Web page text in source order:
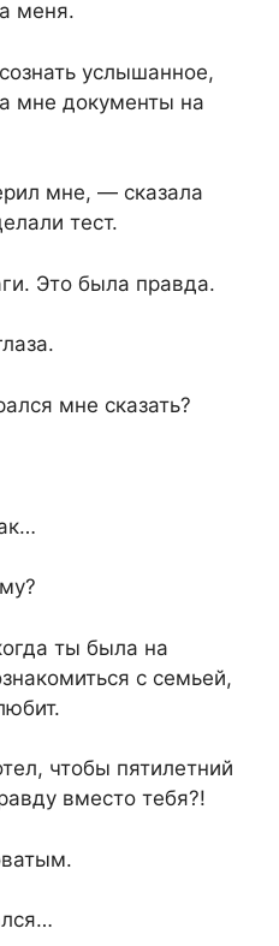
меня.
услышанное,
мне документы на
мне, — сказала
тест.
Это была правда.
мне сказать?
ты была на
с семьей,
чтобы пятилетний
вместо тебя?!